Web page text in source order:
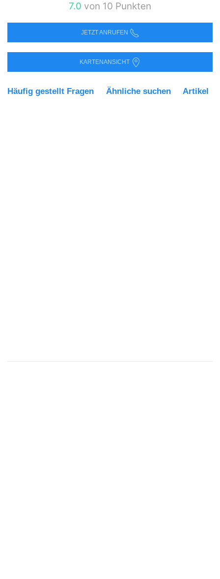
7.0 von 10 Punkten
JETZT ANRUFEN
KARTENANSICHT
Häufig gestellt Fragen Ähnliche suchen Artikel